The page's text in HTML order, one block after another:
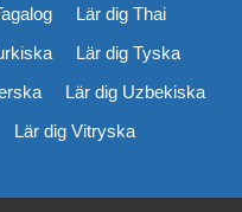
Lär dig Thai
Lär dig Tyska
Lär dig Uzbekiska
Lär dig Vitryska